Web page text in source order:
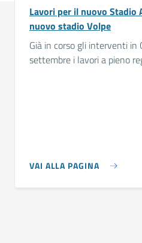
Lavori per il nuovo Stadio
nuovo stadio Volpe
Già in corso gli interventi in
settembre i lavori a pieno
VAI ALLA PAGINA